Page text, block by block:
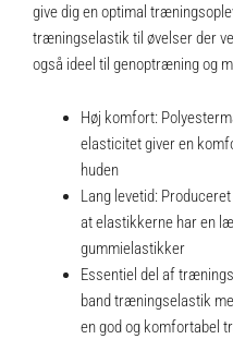
give dig en optimal
træningselastik til øvelser der
også ideel til genoptræning og
Høj komfort:
elasticitet giver en
huden
Lang levetid:
at elastikkerne har en
gummielastikker
Essentiel del af
band træningselastik
en god og komfortabel